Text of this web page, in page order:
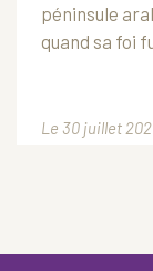
péninsule
quand sa foi
Le 30 juillet